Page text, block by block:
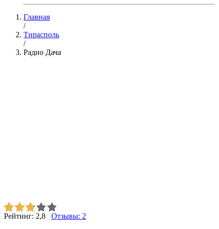
Главная
/
Тирасполь
/
Радио Дача
Рейтинг: 2,8 Отзывы: 2